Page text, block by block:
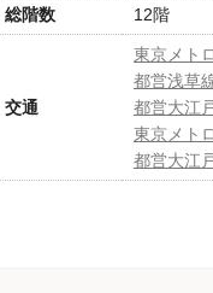
総階数 12階
交通
東京メト
都営浅草
都営大江
東京メト
都営大江